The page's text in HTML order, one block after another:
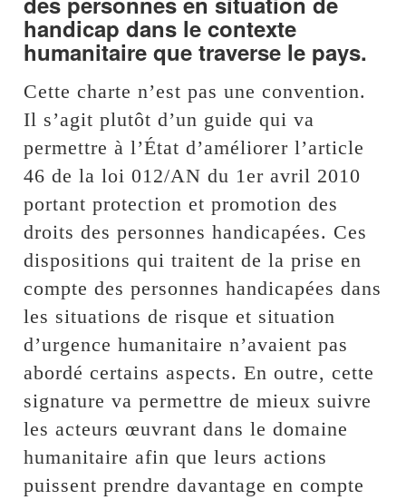
handicap dans le contexte
humanitaire que traverse le pays.
Cette charte n’est pas une convention.
Il s’agit plutôt d’un guide qui va
permettre à l’État d’améliorer l’article
46 de la loi 012/AN du 1er avril 2010
portant protection et promotion des
droits des personnes handicapées. Ces
dispositions qui traitent de la prise en
compte des personnes handicapées dans
les situations de risque et situation
d’urgence humanitaire n’avaient pas
abordé certains aspects. En outre, cette
signature va permettre de mieux suivre
les acteurs œuvrant dans le domaine
humanitaire afin que leurs actions
puissent prendre davantage en compte